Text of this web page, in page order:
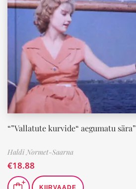
“”Vallatute kurvide“ aegumatu sära”
Haldi Normet-Saarna
€18.88
KIIRVAADE